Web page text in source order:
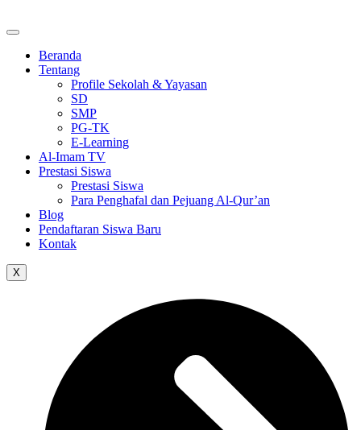
to
contentBeranda
Tentang
Profile Sekolah & Yayasan
SD
SMP
PG-TK
E-Learning
Al-Imam TV
Prestasi Siswa
Prestasi Siswa
Para Penghafal dan Pejuang Al-Qur’an
Blog
Pendaftaran Siswa Baru
Kontak
X